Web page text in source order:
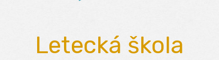
Letecká škola